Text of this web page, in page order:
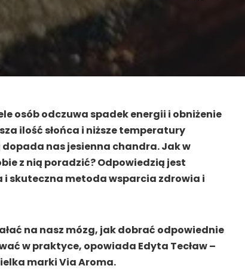
osób odczuwa spadek energii i obniżenie
ilość słońca i niższe temperatury
nas jesienna chandra. Jak w
z nią poradzić? Odpowiedzią jest
skuteczna metoda wsparcia zdrowia i
na nasz mózg, jak dobrać odpowiednie
w praktyce, opowiada Edyta Tecław –
marki Via Aroma.